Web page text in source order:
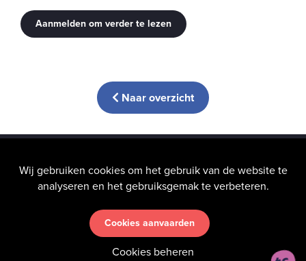
Wij gebruiken cookies om het gebruik van de website te
analyseren en het gebruiksgemak te verbeteren.
Cookies aanvaarden
Cookies beheren
Aanmelden om verder te lezen
Naar overzicht
info@hic-nunc.be
vinden wij heel belangrijk — Lees onze
voorwaarden
— Disclaimer